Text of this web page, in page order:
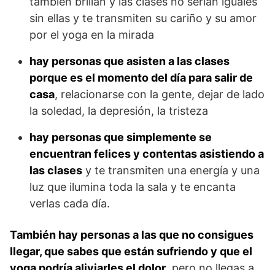
sin ellas y te transmiten su cariño y su amor
por el yoga en la mirada
hay personas que asisten a las clases
porque es el momento del día para salir de
casa, relacionarse con la gente, dejar de lado
la soledad, la depresión, la tristeza
hay personas que simplemente se
encuentran felices y contentas asistiendo a
las clases y te transmiten una energía y una
luz que ilumina toda la sala y te encanta
verlas cada día.
También hay personas a las que no consigues
llegar, que sabes que están sufriendo y que el